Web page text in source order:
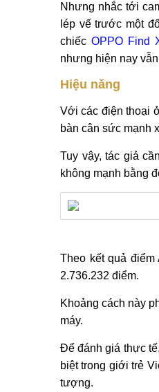
Nhưng nhắc tới
lép vế trước một
chiếc OPPO Find
nhưng hiện nay
Hiệu năng
Với các điện thoại
bàn cân sức mạnh
Tuy vậy, tác giả
không mạnh bằng
Theo kết quả
2.736.232 điểm.
Khoảng cách này
máy.
Để đánh giá thực
biệt trong giới trẻ
tượng.